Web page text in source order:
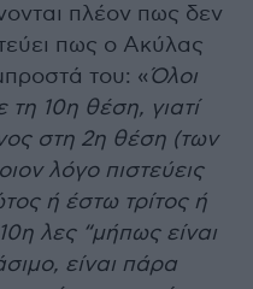
πλέον πως δεν
πως ο Ακύλας
του: «Όλοι
10η θέση, γιατί
στη 2η θέση (των
λόγο πιστεύεις
ή έστω τρίτος ή
λες “μήπως είναι
είναι πάρα